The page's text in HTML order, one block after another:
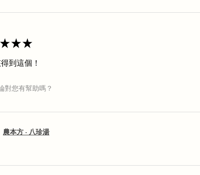
★★★
到這個！
對您有幫助嗎？
農本方 - 八珍湯